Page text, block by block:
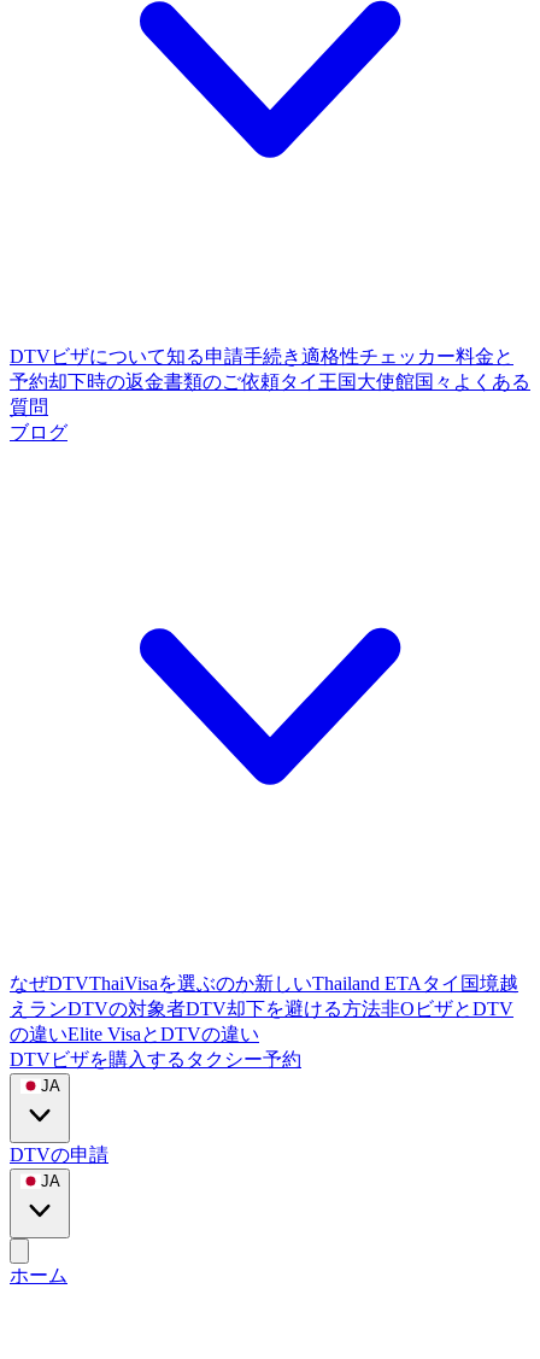
DTVビザについて知る申請手続き適格性チェッカー料金と
予約却下時の返金書類のご依頼タイ王国大使館国々 よくある
質問
ブログ
なぜDTVThaiVisaを選ぶのか新しいThailand ETA タイ国境越
えランDTVの対象者DTV却下を避ける方法非OビザとDTV
の違いElite VisaとDTVの違い
DTVビザを購入する タクシー予約
JA
DTVの申請
JA
ホーム